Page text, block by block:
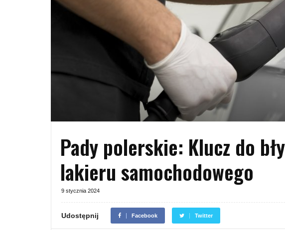
Pady polerskie: Klucz do
lakieru samochodowego
9 stycznia 2024
Udostępnij Facebook Twitter